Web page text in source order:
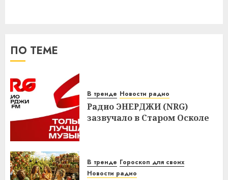
ПО ТЕМЕ
В тренде Новости радио
Радио ЭНЕРДЖИ (NRG)
зазвучало в Старом Осколе
В тренде Гороскоп для своих
Новости радио